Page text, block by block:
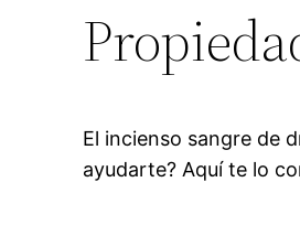
El incienso sangre de
ayudarte? Aquí te lo